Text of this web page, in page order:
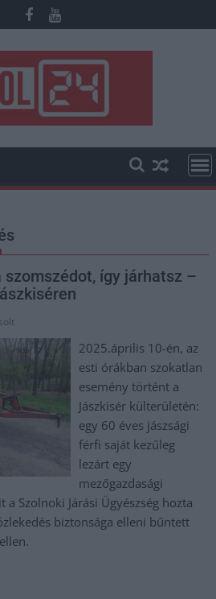
így járhatsz –
2025.április 10-én, az
esti órákban szokatlan
esemény történt a
Jászkisér külterületén:
egy 60 éves jászsági
férfi saját kezűleg
lezárt egy
mezőgazdasági
Szolnoki Járási Ügyészség hozta
biztonsága elleni bűntett